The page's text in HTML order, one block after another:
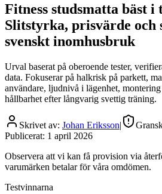
Fitness studsmatta bäst i
Slitstyrka, prisvärde och
svenskt inomhusbruk
Urval baserat på oberoende tester,
data. Fokuserar på halkrisk på parkett,
användare, ljudnivå i lägenhet,
hållbarhet efter långvarig svettig träning.
Skrivet av: Johan Eriksson|
Publicerat: 1 april 2026
Observera att vi kan få provision via
varumärken betalar för våra omdömen.
Testvinnarna